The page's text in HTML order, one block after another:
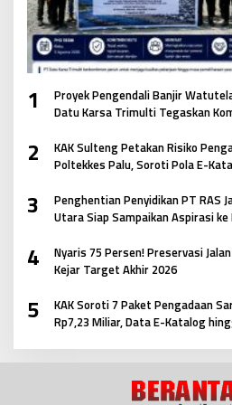
1
Proyek Pengendali Banjir
Datu Karsa Trimulti Tegaskan
2
KAK Sulteng Petakan Risiko
Poltekkes Palu, Soroti Pola E-
3
Penghentian Penyidikan PT RAS
Utara Siap Sampaikan Aspirasi
4
Nyaris 75 Persen! Preservasi
Kejar Target Akhir 2026
5
KAK Soroti 7 Paket Pengadaan
Rp7,23 Miliar, Data E-Katalog